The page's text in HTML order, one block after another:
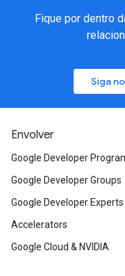
Fique por dentro
Siga
Envolver
Google Developer
Google Developer Groups
Google Developer Experts
Accelerators
Google Cloud & NVIDIA